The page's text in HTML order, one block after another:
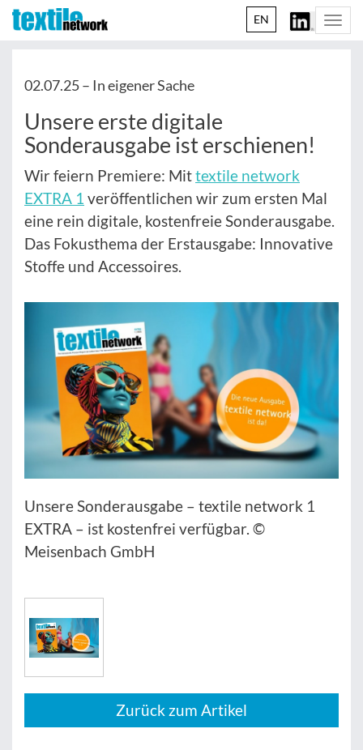
EN
02.07.25 – In eigener Sache
Unsere erste digitale
Sonderausgabe ist erschienen!
Wir feiern Premiere: Mittextile network
EXTRA 1 veröffentlichen wir zum ersten Mal
eine rein digitale, kostenfreie Sonderausgabe.
Das Fokusthema der Erstausgabe: Innovative
Stoffe und Accessoires.
Unsere Sonderausgabe – textile network 1
EXTRA – ist kostenfrei verfügbar. ©
Meisenbach GmbH
Zurück zum Artikel